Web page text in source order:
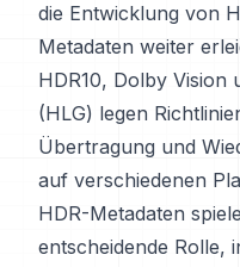
die Entwicklung von
Metadaten weiter
HDR10, Dolby Vision
(HLG) legen
Übertragung und
auf verschiedenen
HDR-Metadaten
entscheidende Rolle,